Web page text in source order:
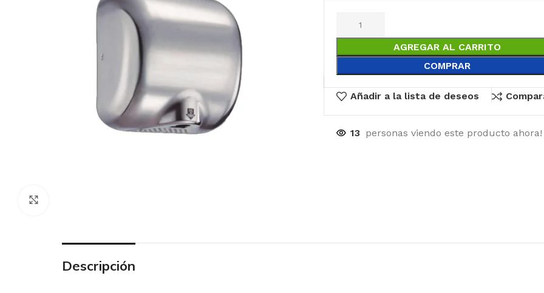
AGREGAR AL CARRITO
COMPRAR
Añadir a la lista de deseos
13 personas viendo este producto ahora!
Descripción